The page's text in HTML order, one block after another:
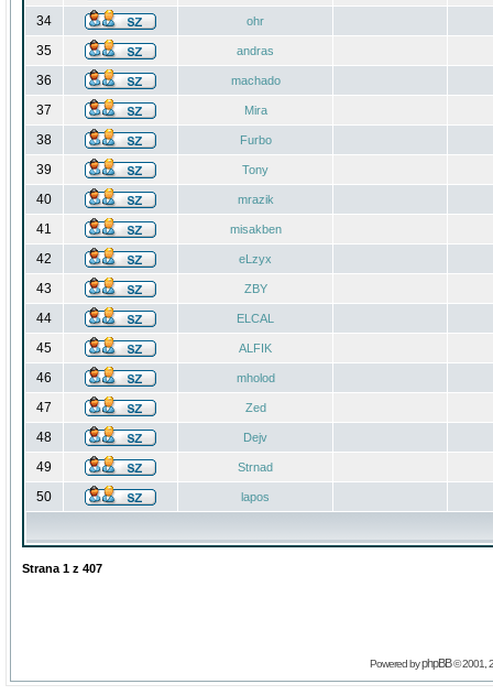
34 ohr
35 andras
36 machado
37 Mira
38 Furbo
39 Tony
40 mrazik
41 misakben
42 eLzyx
43 ZBY
44 ELCAL
45 ALFIK
46 mholod
47 Zed
48 Dejv
49 Strnad
50 lapos
Strana 1 z 407
Powered byphpBB© 2001,